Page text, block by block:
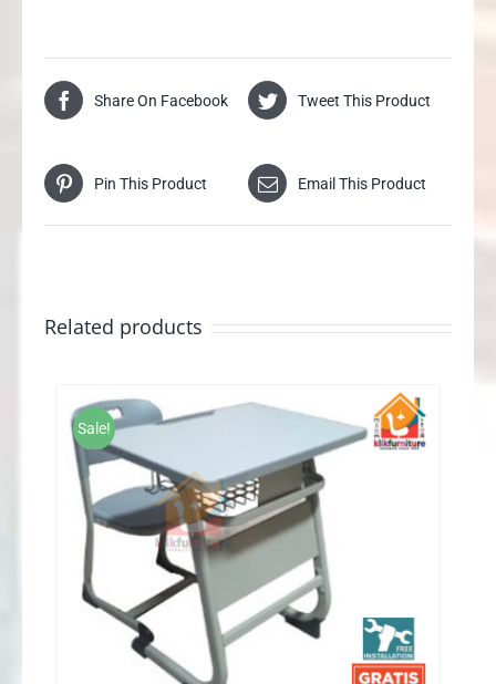
Share On Facebook Tweet This Product
Pin This Product Email This Product
Related products
Sale!